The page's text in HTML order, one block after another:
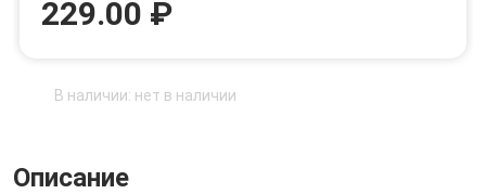
229.00 ₽
В наличии: нет в наличии
Описание